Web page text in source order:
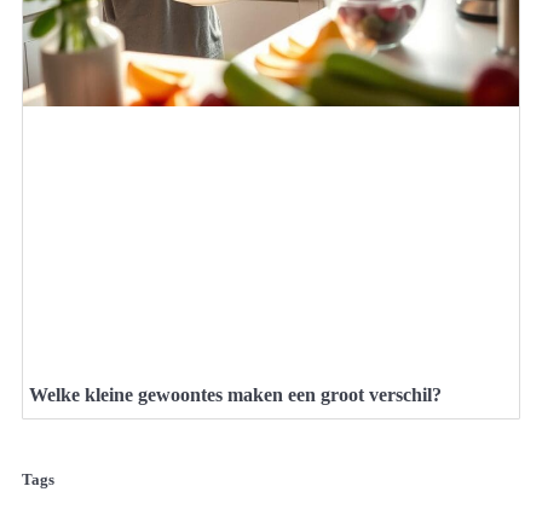
Welke kleine gewoontes maken een groot verschil?
Tags